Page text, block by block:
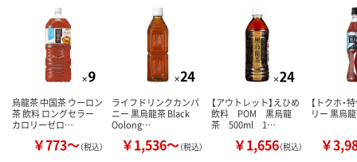
烏龍茶 中国茶 ウーロン
茶 飲料 ロングセラー
カロリーゼロ…
￥773～（税込）
ライフドリンクカンパ
ニー 黒烏龍茶 Black
Oolong…
￥1,536～（税込）
【アウトレット】えひめ
飲料 POM 黒烏龍
茶 500ml 1…
￥1,656（税込）
【トクホ・
リー 黒烏
￥